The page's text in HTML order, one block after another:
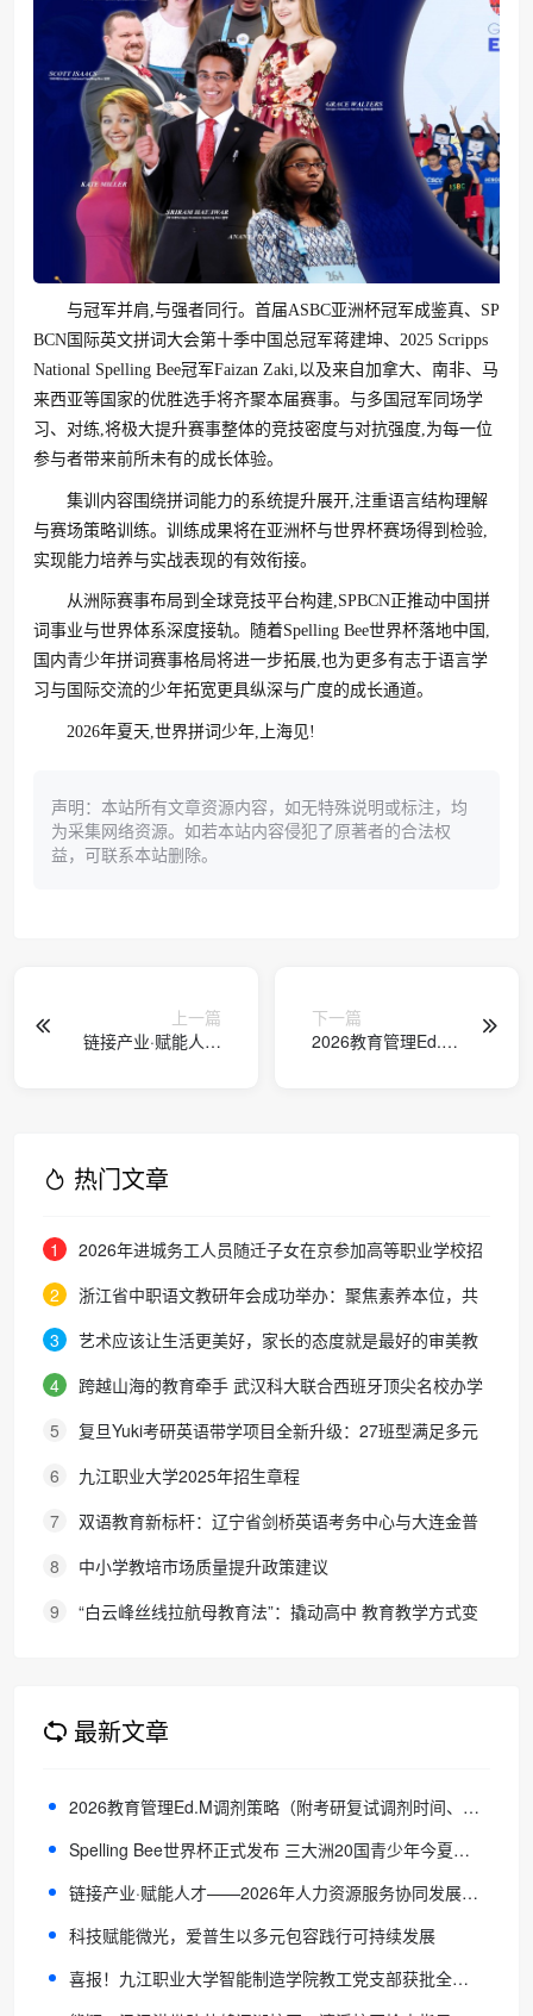
与冠军并肩,与强者同行。首届ASBC亚洲杯冠军成鉴真、SP
BCN国际英文拼词大会第十季中国总冠军蒋建坤、2025 Scripps
National Spelling Bee冠军Faizan Zaki,以及来自加拿大、南非、马
来西亚等国家的优胜选手将齐聚本届赛事。与多国冠军同场学
习、对练,将极大提升赛事整体的竞技密度与对抗强度,为每一位
参与者带来前所未有的成长体验。
集训内容围绕拼词能力的系统提升展开,注重语言结构理解
与赛场策略训练。训练成果将在亚洲杯与世界杯赛场得到检验,
实现能力培养与实战表现的有效衔接。
从洲际赛事布局到全球竞技平台构建,SPBCN正推动中国拼
词事业与世界体系深度接轨。随着Spelling Bee世界杯落地中国,
国内青少年拼词赛事格局将进一步拓展,也为更多有志于语言学
习与国际交流的少年拓宽更具纵深与广度的成长通道。
2026年夏天,世界拼词少年,上海见!
声明：本站所有文章资源内容，如无特殊说明或标注，均
为采集网络资源。如若本站内容侵犯了原著者的合法权
益，可联系本站删除。
上一篇
链接产业·赋能人才
下一篇
2026教育管理Ed.M
热门文章
1
2026年进城务工人员随迁子女在京参加高等职业学校招
生考试报名通知
2
浙江省中职语文教研年会成功举办：聚焦素养本位，共
探职教语文教学新路径
3
艺术应该让生活更美好，家长的态度就是最好的审美教
育！
4
跨越山海的教育牵手 武汉科大联合西班牙顶尖名校办学
院，首届新生入学
5
复旦Yuki考研英语带学项目全新升级：27班型满足多元
需求，协议保障助力考研梦想
6
九江职业大学2025年招生章程
7
双语教育新标杆：辽宁省剑桥英语考务中心与大连金普
新区华美双语学校签约剑桥英语体系教学示范学校
8
中小学教培市场质量提升政策建议
9
“白云峰丝线拉航母教育法”：撬动高中 教育教学方式变
最新文章
2026教育管理Ed.M调剂策略（附考研复试调剂时间、宝藏调剂院校）
Spelling Bee世界杯正式发布 三大洲20国青少年今夏齐聚中国
链接产业·赋能人才——2026年人力资源服务协同发展座谈会在昆明成功举办
科技赋能微光，爱普生以多元包容践行可持续发展
喜报！九江职业大学智能制造学院教工党支部获批全省第二批党建“双创”培育建设立项